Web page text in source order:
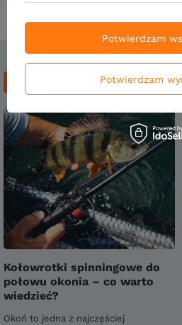
Kołowrotki spinningowe do
połowu okonia – co warto
wiedzieć?
Okoń to jedna z najczęściej
Potwierdzam
Potwierdzam